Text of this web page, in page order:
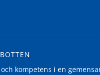
kompetens i en